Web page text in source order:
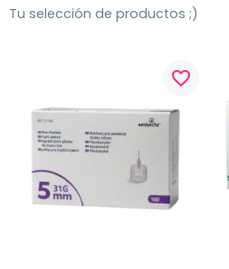
Tu selección de productos ;)
favorite_border